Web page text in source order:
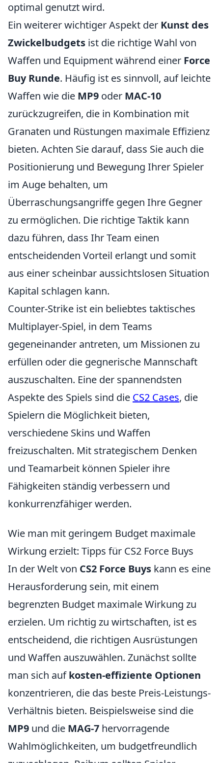
optimal genutzt wird.
Ein weiterer wichtiger Aspekt der Kunst des
Zwickelbudgets ist die richtige Wahl von
Waffen und Equipment während einer Force
Buy Runde. Häufig ist es sinnvoll, auf leichte
Waffen wie die MP9 oder MAC-10
zurückzugreifen, die in Kombination mit
Granaten und Rüstungen maximale Effizienz
bieten. Achten Sie darauf, dass Sie auch die
Positionierung und Bewegung Ihrer Spieler
im Auge behalten, um
Überraschungsangriffe gegen Ihre Gegner
zu ermöglichen. Die richtige Taktik kann
dazu führen, dass Ihr Team einen
entscheidenden Vorteil erlangt und somit
aus einer scheinbar aussichtslosen Situation
Kapital schlagen kann.
Counter-Strike ist ein beliebtes taktisches
Multiplayer-Spiel, in dem Teams
gegeneinander antreten, um Missionen zu
erfüllen oder die gegnerische Mannschaft
auszuschalten. Eine der spannendsten
Aspekte des Spiels sind die CS2 Cases, die
Spielern die Möglichkeit bieten,
verschiedene Skins und Waffen
freizuschalten. Mit strategischem Denken
und Teamarbeit können Spieler ihre
Fähigkeiten ständig verbessern und
konkurrenzfähiger werden.
Wie man mit geringem Budget maximale
Wirkung erzielt: Tipps für CS2 Force Buys
In der Welt von CS2 Force Buys kann es eine
Herausforderung sein, mit einem
begrenzten Budget maximale Wirkung zu
erzielen. Um richtig zu wirtschaften, ist es
entscheidend, die richtigen Ausrüstungen
und Waffen auszuwählen. Zunächst sollte
man sich aufkosten-effiziente Optionen
konzentrieren, die das beste Preis-Leistungs-
Verhältnis bieten. Beispielsweise sind die
MP9 und die MAG-7 hervorragende
Wahlmöglichkeiten, um budgetfreundlich